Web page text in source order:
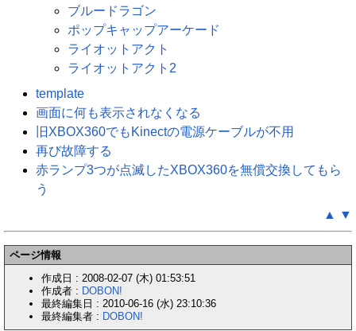
ブルードラゴン
ポップキャップアーケード
ライオットアクト
ライオットアクト2
template
画面に何も表示されなくなる
旧XBOX360でもKinectの電源ケーブルが不用
再び故障する
赤ランプ3つが点滅したXBOX360を無償交換してもら
う
▲
▼
ページ情報
作成日 : 2008-02-07 (木) 01:53:51
作成者 : DOBON!
最終編集日 : 2010-06-16 (水) 23:10:36
最終編集者 : DOBON!